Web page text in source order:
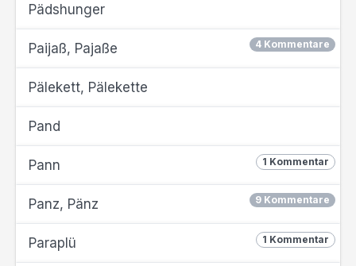
Pädshunger
4 Kommentare
Paijaß, Pajaße
Pälekett, Pälekette
Pand
1 Kommentar
Pann
9 Kommentare
Panz, Pänz
1 Kommentar
Paraplü